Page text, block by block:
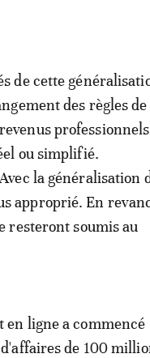
de cette
des règles de
ou simplifié.
la généralisation
approprié. En
resteront soumis au
en ligne a commencé
de 100